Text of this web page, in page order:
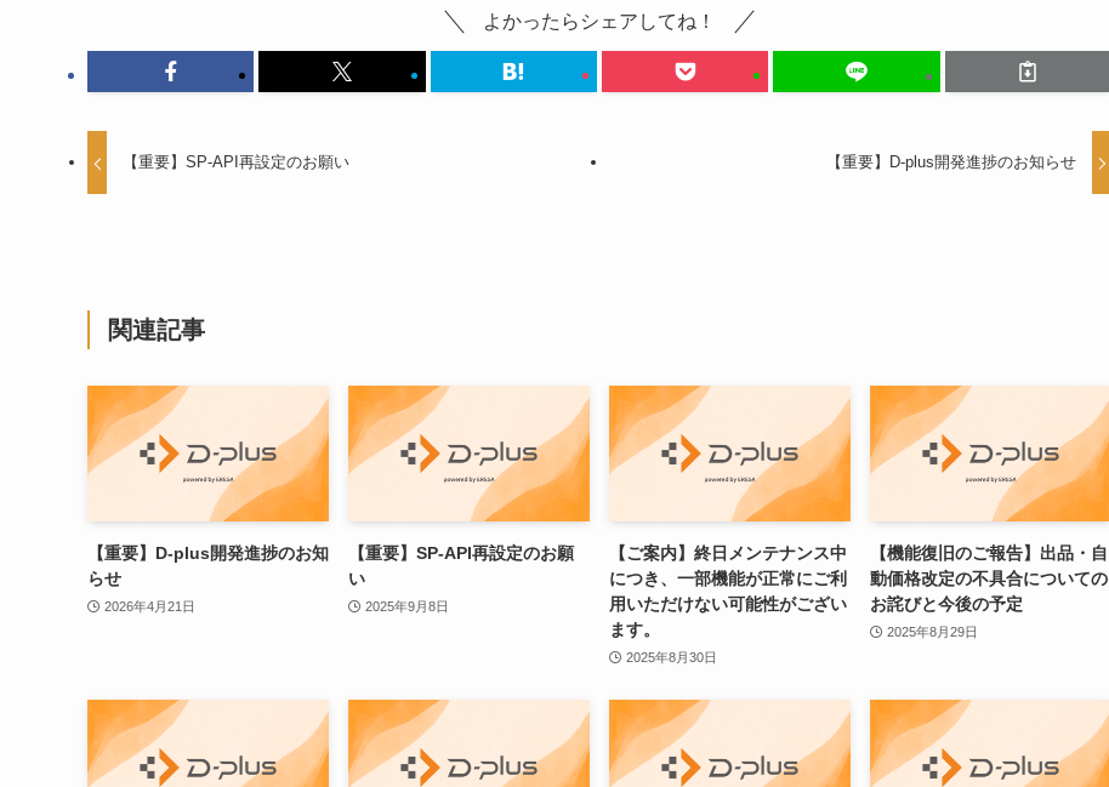
よかったらシェアしてね！
【重要】SP-API再設定のお願い 【重要】D-plus開発進捗のお知らせ
関連記事
【重要】D-plus開発進捗のお知
らせ
2026年4月21日
【重要】SP-API再設定のお願
い
2025年9月8日
【ご案内】終日メンテナンス中
につき、一部機能が正常にご利
用いただけない可能性がござい
ます。
2025年8月30日
【機能復旧のご報告】出品・自
動価格改定の不具合についての
お詫びと今後の予定
2025年8月29日